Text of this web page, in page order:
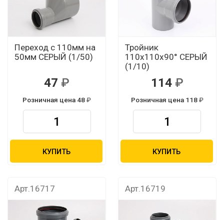
Переход с 110мм на
50мм СЕРЫЙ (1/50)
47
Розничная цена 48
КУПИТЬ
Тройник
110х110х90° СЕРЫЙ
(1/10)
114
Розничная цена 118
КУПИТЬ
Арт.16717 Арт.16719